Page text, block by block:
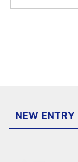
NEW ENTRY